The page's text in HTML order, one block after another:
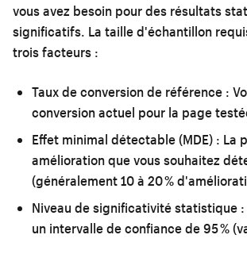
vous avez besoin pour des résultats
significatifs. La taille d'échantillon
trois facteurs :
Taux de conversion de référence :
conversion actuel pour la page
Effet minimal détectable (MDE) : La
amélioration que vous souhaitez
(généralement 10 à 20 %
Niveau de significativité statistique :
un intervalle de confiance de 95 %